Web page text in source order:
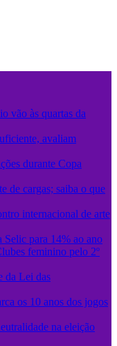
vão às quartas da
avaliam
durante Copa
de cargas; saiba o que
internacional de arte
para 14% ao ano
feminino pelo 2º
da Lei das
os 10 anos dos jogos
na eleição